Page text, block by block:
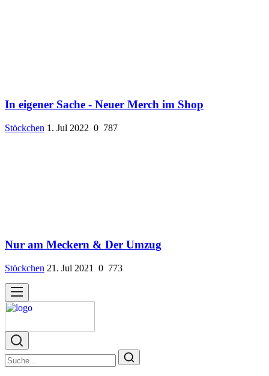
In eigener Sache - Neuer Merch im Shop
Stöckchen 1. Jul 2022 0 787
Nur am Meckern & Der Umzug
Stöckchen 21. Jul 2021 0 773